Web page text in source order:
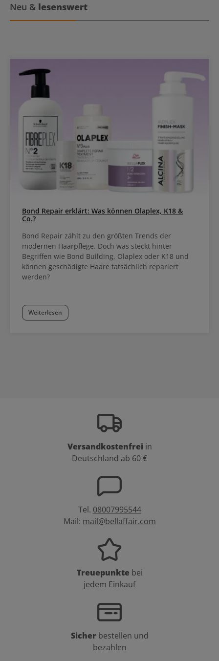
Neu & lesenswert
Bond Repair erklärt: Was können Olaplex, K18 &
Co.?
Bond Repair zählt zu den größten Trends der
modernen Haarpflege. Doch was steckt hinter
Begriffen wie Bond Building, Olaplex oder K18 und
können geschädigte Haare tatsächlich repariert
werden?
Weiterlesen
Versandkostenfrei in
Deutschland ab 60 €
Tel. 08007995544
Mail: mail@bellaffair.com
Treuepunkte bei
jedem Einkauf
Sicher bestellen und
bezahlen